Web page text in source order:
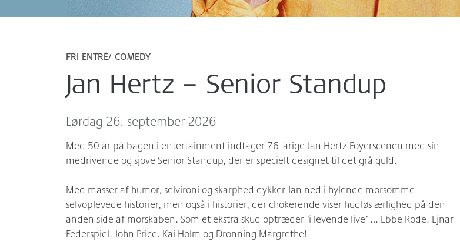
FRI ENTRÉ COMEDY
Jan Hertz – Senior Standup
lørdag 26. september 2026
Med 50 år på bagen i entertainment indtager 76-årige Jan Hertz Foyerscenen med sin
medrivende og sjove Senior Standup, der er specielt designet til det grå guld.
Med masser af humor, selvironi og skarphed dykker Jan ned i hylende morsomme
selvoplevede historier, men også i historier, der chokerende viser hudløs ærlighed på den
anden side af morskaben. Som et ekstra skud optræder ’i levende live’ … Ebbe Rode. Ejnar
Federspiel. John Price. Kai Holm og Dronning Margrethe!